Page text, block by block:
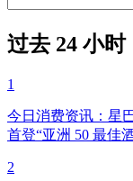
过去 24 小
1
今日消费资讯：星
首登“亚洲 50 最佳
2